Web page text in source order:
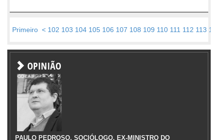
Primeiro < 102 103 104 105 106 107 108 109 110 111 112 113
OPINIÃO
PAULO PEDROSO, SOCIÓLOGO, EX-MINISTRO DO